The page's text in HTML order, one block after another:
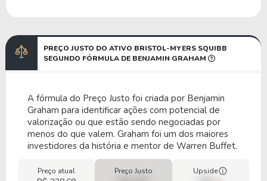
PREÇO JUSTO DO ATIVO BRISTOL-MYERS SQUIBB
SEGUNDO FÓRMULA DE BENJAMIN GRAHAM
A fórmula do Preço Justo foi criada por Benjamin
Graham para identificar ações com potencial de
valorização ou que estão sendo negociadas por
menos do que valem. Graham foi um dos maiores
investidores da história e mentor de Warren Buffet.
Preço atual Preço Justo Upside